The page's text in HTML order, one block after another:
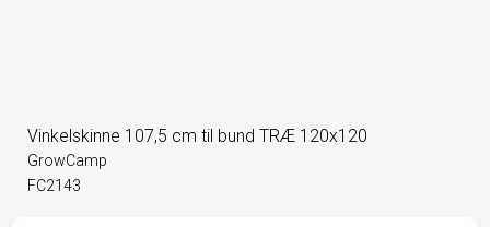
Vinkelskinne 107,5 cm til bund TRÆ 120x120
GrowCamp
FC2143